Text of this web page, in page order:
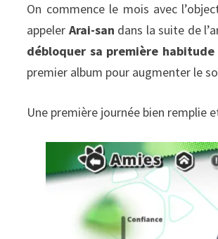
On commence le mois avec
appeler Arai-san dans la suite de
débloquer sa première habitude
premier album pour augmenter le
Une première journée bien remplie